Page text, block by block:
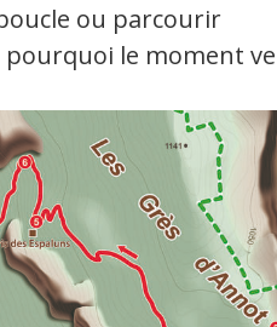
ou parcourir
le moment